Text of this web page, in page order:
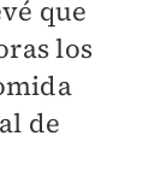
que
los
de